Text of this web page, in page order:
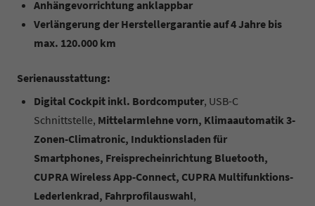
Anhängevorrichtung anklappbar
Verlängerung der Herstellergarantie auf 4 Jahre bis
max. 120.000 km
Serienausstattung:
Digital Cockpit inkl. Bordcomputer, USB-C
Schnittstelle, Mittelarmlehne vorn, Klimaautomatik 3-
Zonen-Climatronic, Induktionsladen für
Smartphones, Freisprecheinrichtung Bluetooth,
CUPRA Wireless App-Connect, CUPRA Multifunktions-
Lederlenkrad, Fahrprofilauswahl,